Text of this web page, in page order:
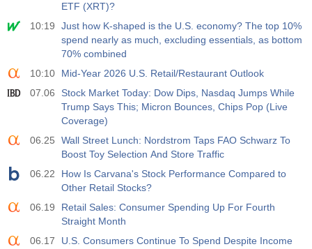
7.9%
ベーカー・ヒューズ社発表の米石油採掘装置（リグ）
稼働数
454
451
USD
ベーカー・ヒューズ社発表の米石油採掘装置(リグ)稼働
実際
期待
前
588
USD
FED消費者信用前月比
実際
$​14.17 B
期待
前
ETF (XRT)?
10:19
Just how K-shaped is the U.S. economy? The top 10%
spend nearly as much, excluding essentials, as bottom
70% combined
10:10
Mid-Year 2026 U.S. Retail/Restaurant Outlook
07.06
Stock Market Today: Dow Dips, Nasdaq Jumps While
Trump Says This; Micron Bounces, Chips Pop (Live
Coverage)
06.25
Wall Street Lunch: Nordstrom Taps FAO Schwarz To
Boost Toy Selection And Store Traffic
06.22
How Is Carvana's Stock Performance Compared to
Other Retail Stocks?
06.19
Retail Sales: Consumer Spending Up For Fourth
Straight Month
06.17
U.S. Consumers Continue To Spend Despite Income